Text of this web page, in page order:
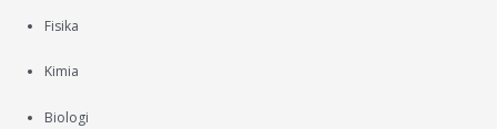
Fisika
Kimia
Biologi